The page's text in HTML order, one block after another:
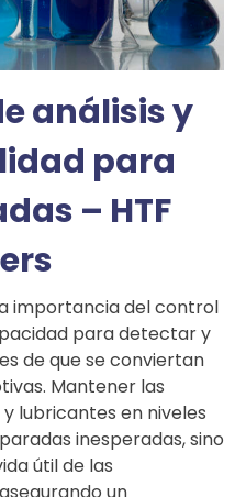
análisis y
para
– HTF
importancia del control
para detectar y
de que se conviertan
Mantener las
lubricantes en niveles
inesperadas, sino
útil de las
un